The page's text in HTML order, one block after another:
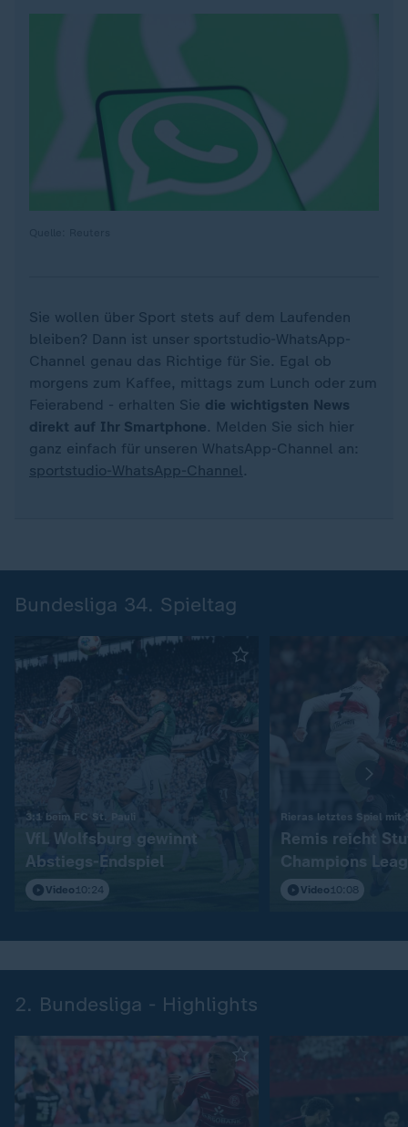
Sie wollen über Sport stets auf dem Laufenden
bleiben? Dann ist unser sportstudio-WhatsApp-
Channel genau das Richtige für Sie. Egal ob
morgens zum Kaffee, mittags zum Lunch oder zum
Feierabend - erhalten Sie die wichtigsten News
direkt auf Ihr Smartphone. Melden Sie sich hier
ganz einfach für unseren WhatsApp-Channel an:
sportstudio-WhatsApp-Channel.
Bundesliga 34. Spieltag
3:1 beim FC St. Pauli
VfL Wolfsburg gewinnt
Abstiegs-Endspiel
Video 10:24
Rieras letztes Spiel mit
Remis reicht
Champions
Video 10:08
2. Bundesliga - Highlights